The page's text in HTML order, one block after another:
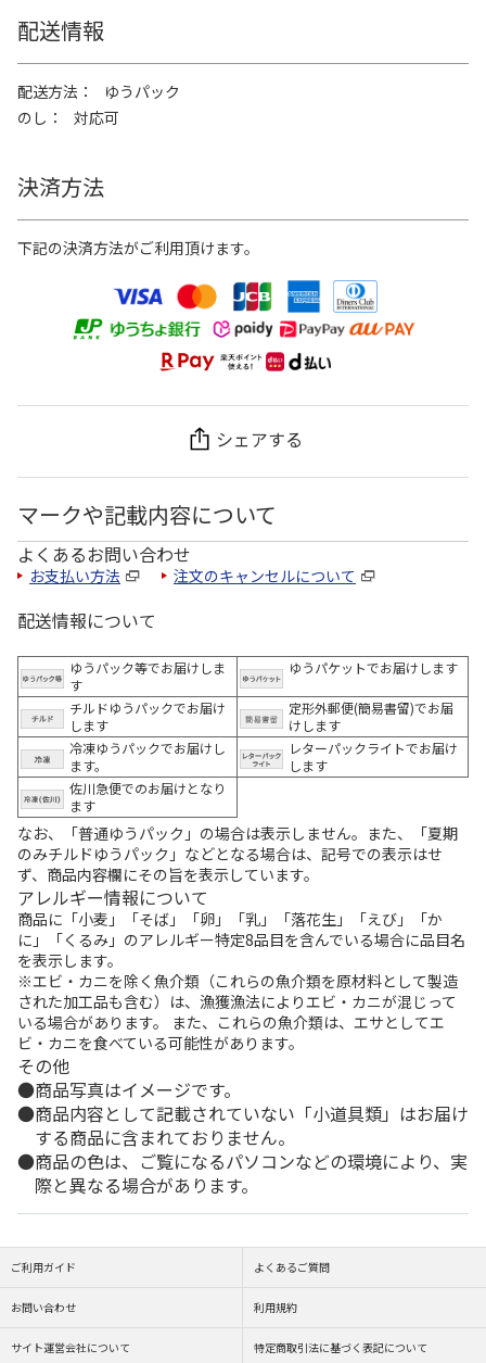
配送情報
配送方法
ゆうパック
のし
対応可
決済方法
下記の決済方法がご利用頂けます。
シェアする
マークや記載内容について
よくあるお問い合わせ
お支払い方法 注文のキャンセルについて
配送情報について
ゆうパック等でお届けしま
す
ゆうパケットでお届けします
チルドゆうパックでお届け
します
定形外郵便(簡易書留)でお届
けします
冷凍ゆうパックでお届けし
ます。
レターパックライトでお届け
します
佐川急便でのお届けとなり
ます
なお、「普通ゆうパック」の場合は表示しません。また、「夏期
のみチルドゆうパック」などとなる場合は、記号での表示はせ
ず、商品内容欄にその旨を表示しています。
アレルギー情報について
商品に「小麦」「そば」「卵」「乳」「落花生」「えび」「か
に」「くるみ」のアレルギー特定8品目を含んでいる場合に品目名
を表示します。
※エビ・カニを除く魚介類（これらの魚介類を原材料として製造
された加工品も含む）は、漁獲漁法によりエビ・カニが混じって
いる場合があります。 また、これらの魚介類は、エサとしてエ
ビ・カニを食べている可能性があります。
その他
商品写真はイメージです。
商品内容として記載されていない「小道具類」はお届け
する商品に含まれておりません。
商品の色は、ご覧になるパソコンなどの環境により、実
際と異なる場合があります。
ご利用ガイド よくあるご質問
お問い合わせ 利用規約
サイト運営会社について 特定商取引法に基づく表記について